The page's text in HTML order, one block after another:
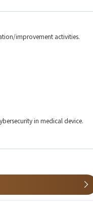
improvement activities.
in medical device.